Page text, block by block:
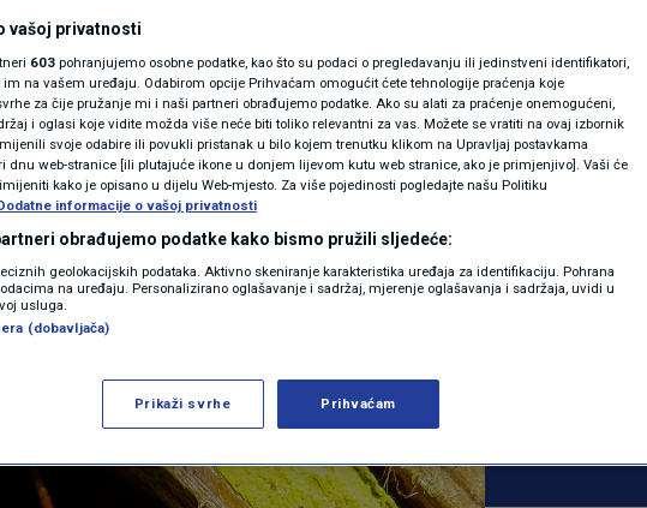
KOLUMNE
N1(DIS)INFO
KLIMATSKE PROMJENE
FOTO
VIDEO
"Strašno ih je
Jednu vrstu ljudi
a jako je
06:27 | VIJESTI | 0 komentara
vašoj privatnosti
603 pohranjujemo osobne podatke, kao što su podaci o pregledavanju ili jedinstveni identifikatori,
na vašem uređaju. Odabirom opcije Prihvaćam omogućit ćete tehnologije praćenja koje
za čije pružanje mi i naši partneri obrađujemo podatke. Ako su alati za praćenje onemogućeni,
i oglasi koje vidite možda više neće biti toliko relevantni za vas. Možete se vratiti na ovaj izbornik
svoje odabire ili povukli pristanak u bilo kojem trenutku klikom na Upravljaj postavkama
dnu web-stranice [ili plutajuće ikone u donjem lijevom kutu web stranice, ako je primjenjivo]. Vaši će
kako je opisano u dijelu Web-mjesto. Za više pojedinosti pogledajte našu Politiku
informacije o vašoj privatnosti
obrađujemo podatke kako bismo pružili sljedeće:
geolokacijskih podataka. Aktivno skeniranje karakteristika uređaja za identifikaciju. Pohrana
na uređaju. Personalizirano oglašavanje i sadržaj, mjerenje oglašavanja i sadržaja, uvidi u
usluga.
(dobavljača)
Prikaži svrhe Prihvaćam